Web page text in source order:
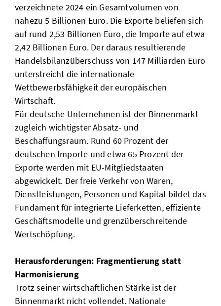
verzeichnete 2024 ein Gesamtvolumen von
nahezu 5 Billionen Euro. Die Exporte beliefen sich
auf rund 2,53 Billionen Euro, die Importe auf etwa
2,42 Billionen Euro. Der daraus resultierende
Handelsbilanzüberschuss von 147 Milliarden Euro
unterstreicht die internationale
Wettbewerbsfähigkeit der europäischen
Wirtschaft.
Für deutsche Unternehmen ist der Binnenmarkt
zugleich wichtigster Absatz- und
Beschaffungsraum. Rund 60 Prozent der
deutschen Importe und etwa 65 Prozent der
Exporte werden mit EU-Mitgliedstaaten
abgewickelt. Der freie Verkehr von Waren,
Dienstleistungen, Personen und Kapital bildet das
Fundament für integrierte Lieferketten, effiziente
Geschäftsmodelle und grenzüberschreitende
Wertschöpfung.
Herausforderungen: Fragmentierung statt
Harmonisierung
Trotz seiner wirtschaftlichen Stärke ist der
Binnenmarkt nicht vollendet. Nationale